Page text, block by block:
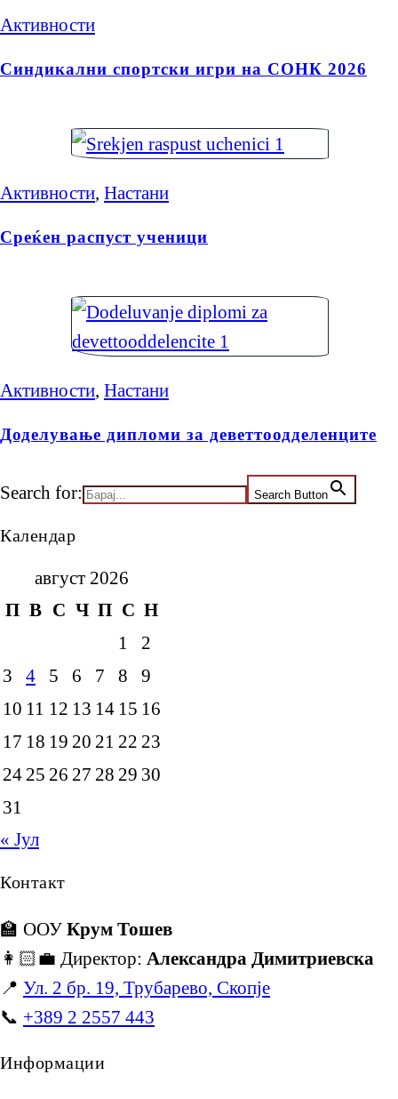
Активности
Синдикални спортски игри на СОНК 2026
Активности, Настани
Среќен распуст ученици
Активности, Настани
Доделување дипломи за деветтоодделенците
Search for: Search Button
Календар
август 2026
П В С Ч П С Н
1
2
3
4 5 6 7 8
9
10 11 12 13 14 15 16
17 18 19 20 21 22 23
24 25 26 27 28 29 30
31
« Јул
Контакт
🏫 ООУ Крум Тошев
👩🏻‍💼 Директор: Александра Димитриевска
📍 Ул. 2 бр. 19, Трубарево, Скопје
📞 +389 2 2557 443
Информации